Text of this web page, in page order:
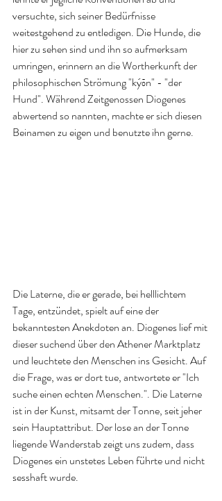
versuchte, sich seiner Bedürfnisse
weitestgehend zu entledigen. Die Hunde, die
hier zu sehen sind und ihn so aufmerksam
umringen, erinnern an die Wortherkunft der
philosophischen Strömung "kýōn" - "der
Hund". Während Zeitgenossen Diogenes
abwertend so nannten, machte er sich diesen
Beinamen zu eigen und benutzte ihn gerne.
Die Laterne, die er gerade, bei helllichtem
Tage, entzündet, spielt auf eine der
bekanntesten Anekdoten an. Diogenes lief mit
dieser suchend über den Athener Marktplatz
und leuchtete den Menschen ins Gesicht. Auf
die Frage, was er dort tue, antwortete er "Ich
suche einen echten Menschen.". Die Laterne
ist in der Kunst, mitsamt der Tonne, seit jeher
sein Hauptattribut. Der lose an der Tonne
liegende Wanderstab zeigt uns zudem, dass
Diogenes ein unstetes Leben führte und nicht
sesshaft wurde.